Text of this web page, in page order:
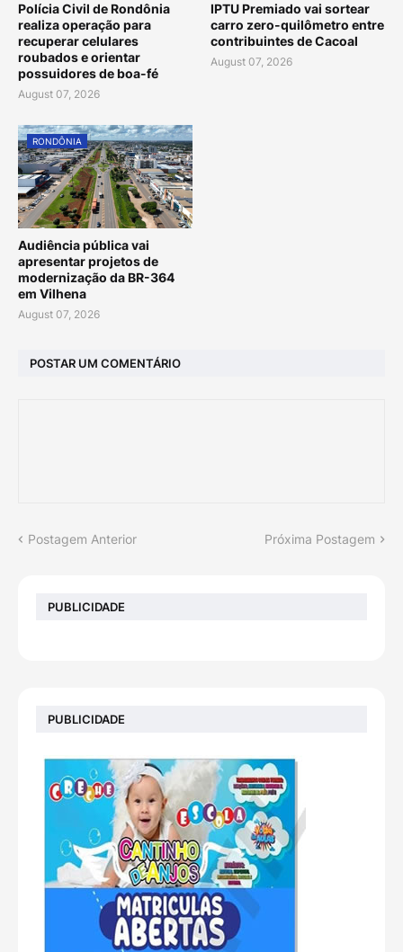
Polícia Civil de Rondônia
realiza operação para
recuperar celulares
roubados e orientar
possuidores de boa-fé
August 07, 2026
IPTU Premiado vai sortear
carro zero-quilômetro entre
contribuintes de Cacoal
August 07, 2026
RONDÔNIA
Audiência pública vai
apresentar projetos de
modernização da BR-364
em Vilhena
August 07, 2026
POSTAR UM COMENTÁRIO
Postagem Anterior Próxima Postagem
PUBLICIDADE
PUBLICIDADE